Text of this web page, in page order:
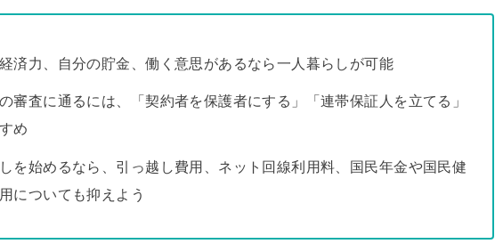
済力、自分の貯金、働く意思があるなら一人暮らしが可能
審査に通るには、「契約者を保護者にする」「連帯保証人を立てる」
め
を始めるなら、引っ越し費用、ネット回線利用料、国民年金や国民健
についても抑えよう